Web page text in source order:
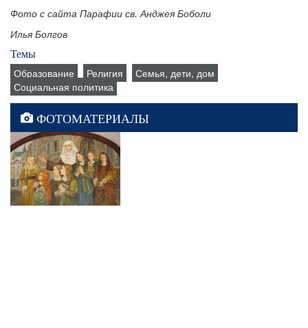
Фото с сайта Парафии св. Анджея Боболи
Илья Болгов
Темы
Образование Религия
Семья, дети, дом
Социальная политика
ФОТОМАТЕРИАЛЫ